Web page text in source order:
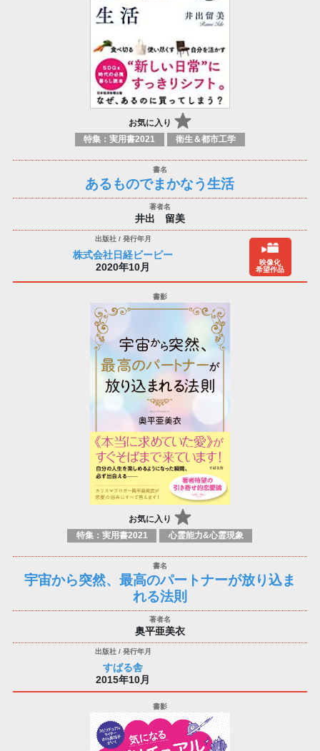
お気に入り
特集：実用書2021 衛生＆都市工学
あるものでまかなう生活
井出 留美
株式会社日経ビーピー
2020年10月
映像化
希望作品
お気に入り
特集：実用書2021 心霊能力&心霊現象
宇宙から突然、最高のパートナーが放り込ま
れる法則
奥平亜美衣
すばる舎
2015年10月